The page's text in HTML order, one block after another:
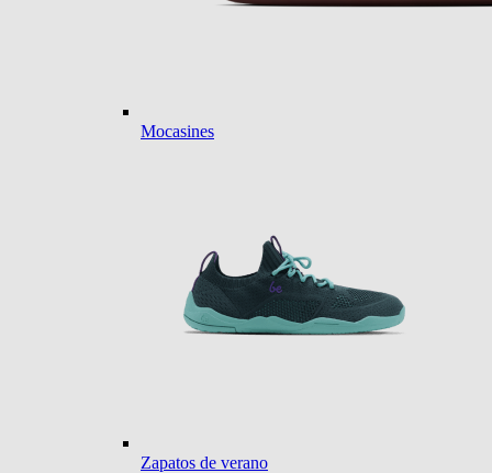
Mocasines
Zapatos de verano